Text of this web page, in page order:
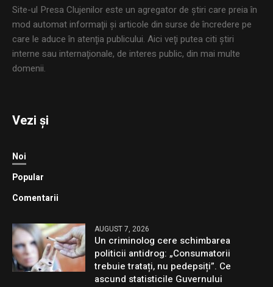
Site-ul Presa Clujenilor este un agregator de ştiri care preia în
mod automat informaţii şi articole din surse de încredere pe
care le aduce în atenţia publicului. Aici veţi putea citi ştiri
interne sau internaţionale, de interes public, din mai multe
domenii.
Vezi și
Noi
Popular
Comentarii
AUGUST 7, 2026
Un criminolog cere schimbarea
politicii antidrog: „Consumatorii
trebuie tratați, nu pedepsiți”. Ce
ascund statisticile Guvernului